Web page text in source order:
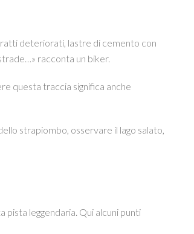
deteriorati, lastre di cemento con
racconta un biker.
questa traccia significa anche
strapiombo, osservare il lago salato,
leggendaria. Qui alcuni punti